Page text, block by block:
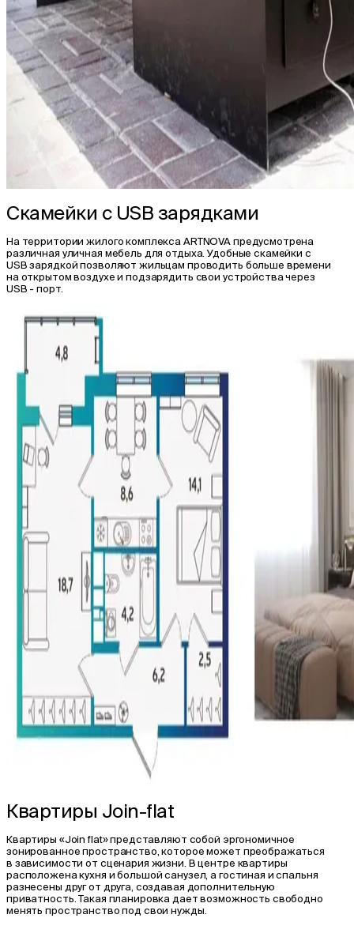
Скамейки с USB зарядками
На территории жилого комплекса ARTNOVA предусмотрена
различная уличная мебель для отдыха. Удобные скамейки с
USB зарядкой позволяют жильцам проводить больше времени
на открытом воздухе и подзарядить свои устройства через
USB - порт.
Квартиры Join-flat
Квартиры «Join flat» представляют собой эргономичное
зонированное пространство, которое может преображаться
в зависимости от сценария жизни. В центре квартиры
расположена кухня и большой санузел, а гостиная и спальня
разнесены друг от друга, создавая дополнительную
приватность. Такая планировка дает возможность свободно
менять пространство под свои нужды.